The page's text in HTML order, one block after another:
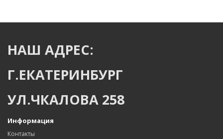
НАШ АДРЕС:
Г.ЕКАТЕРИНБУРГ
УЛ.ЧКАЛОВА 258
Информация
Контакты